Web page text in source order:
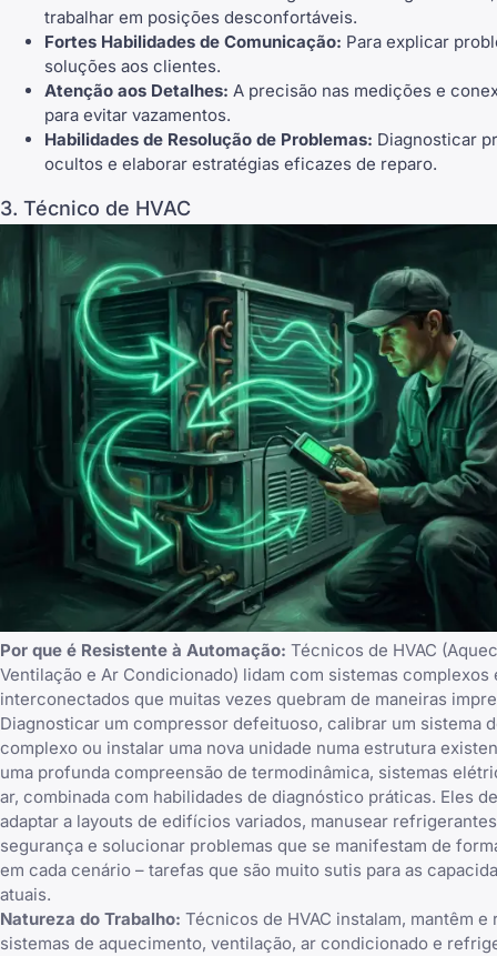
trabalhar em posições desconfortáveis.
Fortes Habilidades de Comunicação: Para explicar
soluções aos clientes.
Atenção aos Detalhes: A precisão nas medições e
para evitar vazamentos.
Habilidades de Resolução de Problemas: Diagnosticar
ocultos e elaborar estratégias eficazes de reparo.
3. Técnico de HVAC
Por que é Resistente à Automação: Técnicos de HVAC
Ventilação e Ar Condicionado) lidam com sistemas complexos
interconectados que muitas vezes quebram de maneiras
Diagnosticar um compressor defeituoso, calibrar um sistema
complexo ou instalar uma nova unidade numa estrutura
uma profunda compreensão de termodinâmica, sistemas
ar, combinada com habilidades de diagnóstico práticas. Eles
adaptar a layouts de edifícios variados, manusear
segurança e solucionar problemas que se manifestam de
em cada cenário – tarefas que são muito sutis para as
atuais.
Natureza do Trabalho: Técnicos de HVAC instalam, mantêm e
sistemas de aquecimento, ventilação, ar condicionado e